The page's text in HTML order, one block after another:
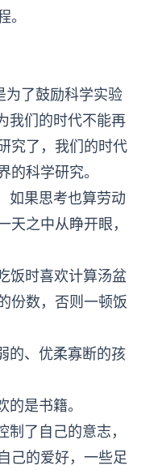
。
为了鼓励科学实验
我们的时代不能再
究了，我们的时代
的科学研究。
如果思考也算劳动
天之中从睁开眼，
饭时喜欢计算汤盆
份数，否则一顿饭
的、优柔寡断的孩
是书籍。
了自己的意志，
己的爱好，一些足